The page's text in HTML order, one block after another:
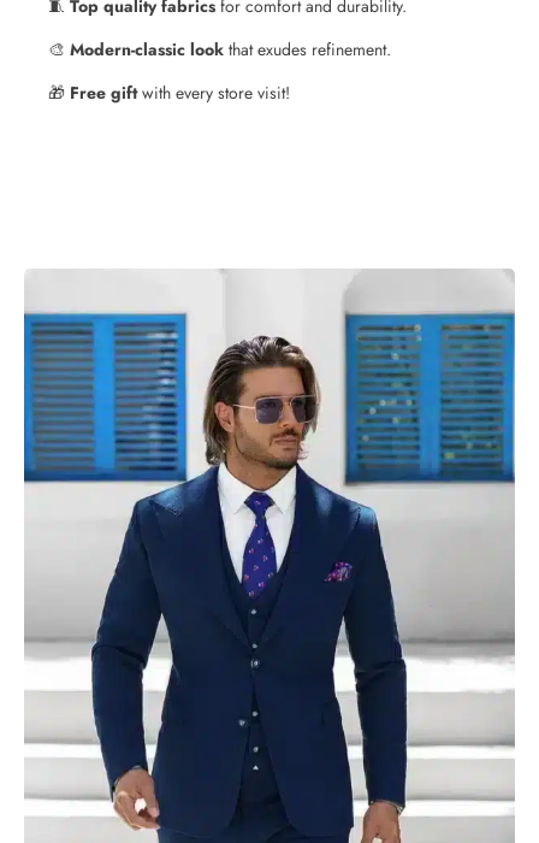
🧵 Top quality fabrics for comfort and durability.
🎨 Modern-classic look that exudes refinement.
🎁 Free giftwith every store visit!